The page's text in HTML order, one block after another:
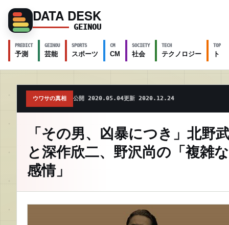
DATA DESK
GEINOU
PREDICT
予測
GEINOU
芸能
SPORTS
スポーツ
CM
CM
SOCIETY
社会
TECH
テクノロジー
TOPICS
ト
ウワサの真相 公開 2020.05.04更新 2020.12.24
「その男、凶暴につき」北野
と深作欣二、野沢尚の「複雑な
感情」